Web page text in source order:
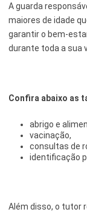
A guarda
maiores de idade
garantir o bem-
durante toda a sua
Confira abaixo as
abrigo e
vacinação,
consultas de
identificação
Além disso, o tutor